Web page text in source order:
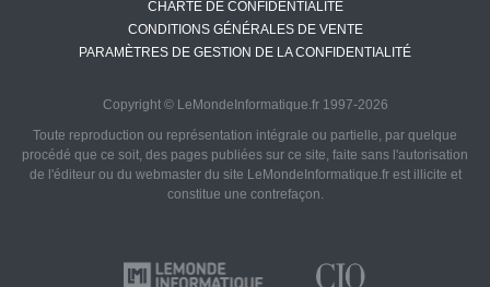
CHARTE DE CONFIDENTIALITÉ
CONDITIONS GÉNÉRALES DE VENTE
PARAMÈTRES DE GESTION DE LA CONFIDENTIALITÉ
Copyright © LeMondeInformatique.fr 1997-2026
Toute reproduction ou représentation intégrale ou partielle, par quelque
procédé que ce soit, des pages publiées sur ce site, faite sans l'autorisation
de l'éditeur ou du webmaster du site LeMondeInformatique.fr est illicite et
constitue une contrefaçon.